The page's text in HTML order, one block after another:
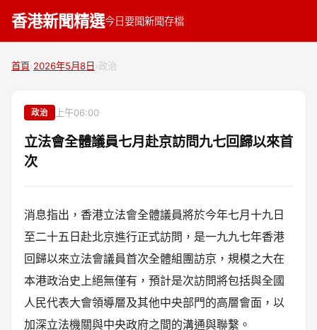
香港新聞精選今日要聞新聞存檔
首頁›2026年5月8日 ›政治
政治 上午06:00
立法會全體議員七月赴京訪問九七回歸以來首
次
消息指出，香港立法會全體議員將於今年七月十九日
至二十五日赴北京進行正式訪問，是一九九七年香港
回歸以來立法會議員首次全體組團訪京，規模之大在
本港政治史上絕無僅有，預計是次訪問將包括與全國
人民代表大會領導層及其他中央部門的高層會面，以
加深立法機關與中央政府之間的溝通與聯繫。